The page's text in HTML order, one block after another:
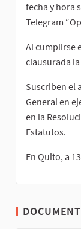
fecha y hora
Telegram
Al cumplirse
clausurada
Suscriben el
General en
en la
Estatutos.
En Quito, a